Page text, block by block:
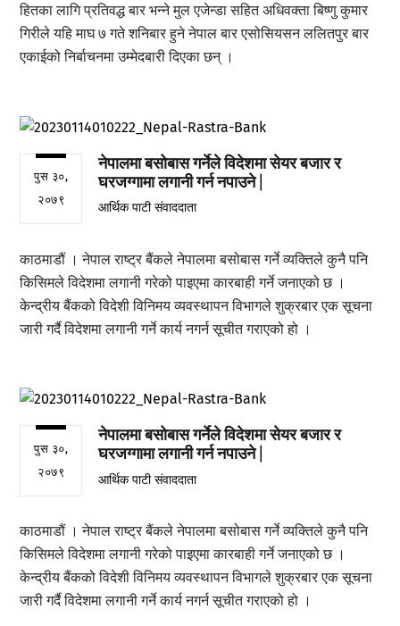
हितका लागि प्रतिवद्ध बार भन्ने मुल एजेन्डा सहित अधिवक्ता बिष्णु कुमार
गिरीले यहि माघ ७ गते शनिबार हुने नेपाल बार एसोसियसन ललितपुर बार
एकाईको निर्बाचनमा उम्मेदबारी दिएका छन् ।
पुस ३०,
२०७९
नेपालमा बसोबास गर्नेले विदेशमा सेयर बजार र
घरजग्गामा लगानी गर्न नपाउने |
आर्थिक पाटी संवाददाता
काठमाडौं । नेपाल राष्ट्र बैंकले नेपालमा बसोबास गर्ने व्यक्तिले कुनै पनि
किसिमले विदेशमा लगानी गरेको पाइएमा कारबाही गर्ने जनाएको छ ।
केन्द्रीय बैंकको विदेशी विनिमय व्यवस्थापन विभागले शुक्रबार एक सूचना
जारी गर्दै विदेशमा लगानी गर्ने कार्य नगर्न सूचीत गराएको हो ।
पुस ३०,
२०७९
नेपालमा बसोबास गर्नेले विदेशमा सेयर बजार र
घरजग्गामा लगानी गर्न नपाउने |
आर्थिक पाटी संवाददाता
काठमाडौं । नेपाल राष्ट्र बैंकले नेपालमा बसोबास गर्ने व्यक्तिले कुनै पनि
किसिमले विदेशमा लगानी गरेको पाइएमा कारबाही गर्ने जनाएको छ ।
केन्द्रीय बैंकको विदेशी विनिमय व्यवस्थापन विभागले शुक्रबार एक सूचना
जारी गर्दै विदेशमा लगानी गर्ने कार्य नगर्न सूचीत गराएको हो ।